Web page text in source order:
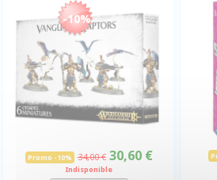
-10%
Promo -10% 34,00 € 30,60 €
Indisponible